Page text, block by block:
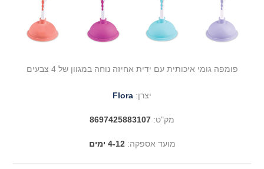
פומפה גומי איכותית עם ידית אחיזה נוחה במגוון של 4 צבעים
יצרן: Flora
מק"ט: 8697425883107
מועד אספקה: 4-12 ימים